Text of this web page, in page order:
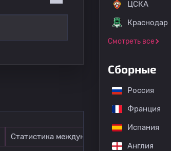
Статистика международных матчей
ЦСКА
Краснодар
Смотреть все
Сборные
Россия
Франция
Испания
Англия